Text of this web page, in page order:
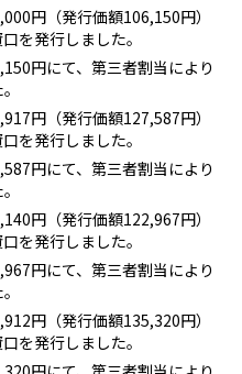
円（発行価額106,150円）
を発行しました。
円にて、第三者割当により
円（発行価額127,587円）
を発行しました。
円にて、第三者割当により
円（発行価額122,967円）
を発行しました。
円にて、第三者割当により
円（発行価額135,320円）
を発行しました。